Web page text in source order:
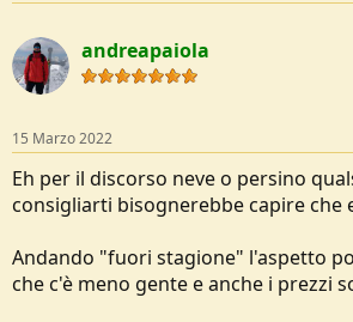
andreapaiola
15 Marzo 2022
Eh per il discorso neve o persino
consigliarti bisognerebbe capire che
Andando "fuori stagione" l'aspetto
che c'è meno gente e anche i prezzi